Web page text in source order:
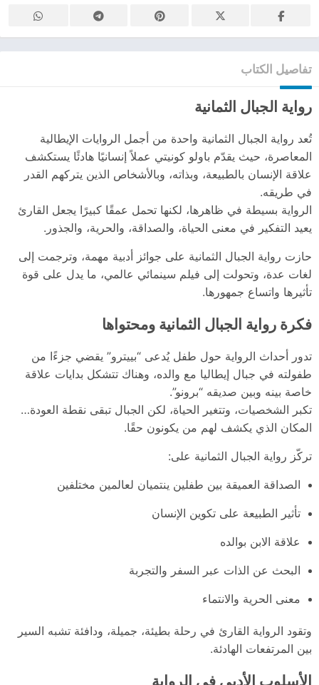
تفاصيل الكتاب
رواية الجبال الثمانية
تُعد رواية الجبال الثمانية واحدة من أجمل الروايات الإيطالية
المعاصرة، حيث يقدّم باولو كونيتي عملاً إنسانيًا هادئًا يستكشف
علاقة الإنسان بالطبيعة، وبذاته، وبالأشخاص الذين يتركهم القدر
في طريقه.
الرواية بسيطة في ظاهرها، لكنها تحمل عمقًا كبيرًا يجعل القارئ
يعيد التفكير في معنى الحياة، والصداقة، والحرية، والجذور.
حازت رواية الجبال الثمانية على جوائز أدبية مهمة، وترجمت إلى
لغات عدة، وتحولت إلى فيلم سينمائي عالمي، ما يدل على قوة
تأثيرها واتساع جمهورها.
فكرة رواية الجبال الثمانية ومحتواها
تدور أحداث الرواية حول طفل يُدعى “بييترو” يقضي جزءًا من
طفولته في جبال إيطاليا مع والده، وهناك تتشكل بدايات علاقة
خاصة بينه وبين صديقه “برونو”.
تكبر الشخصيات، وتتغير الحياة، لكن الجبال تبقى نقطة العودة…
المكان الذي يكشف لهم من يكونون حقًا.
تركّز رواية الجبال الثمانية على:
الصداقة العميقة بين طفلين ينتميان لعالمين مختلفين
تأثير الطبيعة على تكوين الإنسان
علاقة الابن بوالده
البحث عن الذات عبر السفر والتجربة
معنى الحرية والانتماء
وتقود الرواية القارئ في رحلة بطيئة، جميلة، ودافئة تشبه السير
بين المرتفعات الهادئة.
الأسلوب الأدبي في الرواية